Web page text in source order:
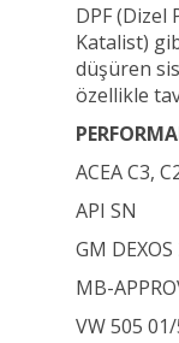
DPF (Dizel
Katalist)
düşüren
özellikle
ACEA C3,
API SN
GM DEXOS
MB-
VW 505